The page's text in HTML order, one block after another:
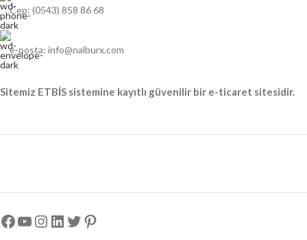
Cep: (0543) 858 86 68
e-posta: info@nalburx.com
Sitemiz ETBİS sistemine kayıtlı güvenilir bir e-ticaret sitesidir.